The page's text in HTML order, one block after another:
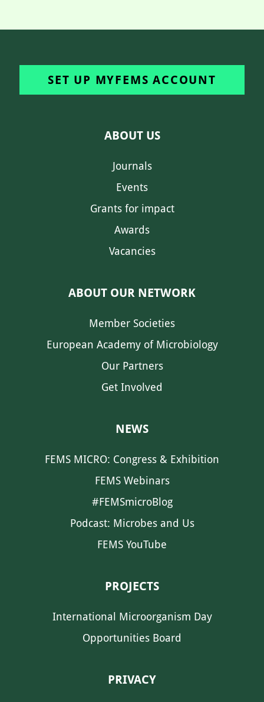
SET UP MYFEMS ACCOUNT
ABOUT US
Journals
Events
Grants for impact
Awards
Vacancies
ABOUT OUR NETWORK
Member Societies
European Academy of Microbiology
Our Partners
Get Involved
NEWS
FEMS MICRO: Congress & Exhibition
FEMS Webinars
#FEMSmicroBlog
Podcast: Microbes and Us
FEMS YouTube
PROJECTS
International Microorganism Day
Opportunities Board
PRIVACY